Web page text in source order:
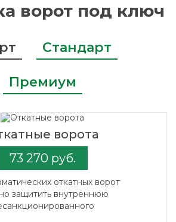
ворот под ключ
Стандарт
Премиум
ворота
73 270 руб.
откатных ворот
защитить внутреннюю